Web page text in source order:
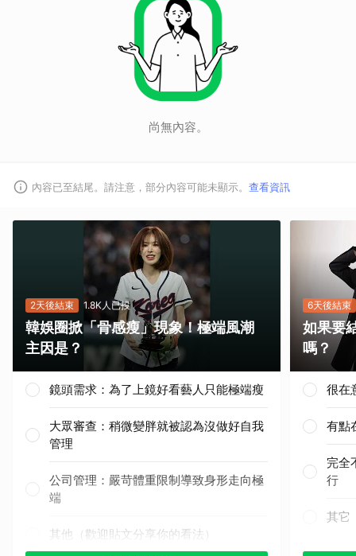
尚無內容。
內容已至結尾。請注意，部分內容可能未顯示。 查看資訊
2天後結束 1.8K人已投
韓娛圈掀「骨感瘦」現象！極端風潮
主因是？
鏡頭需求：為了上鏡好看藝人只能極端瘦
大眾審查：稍微變胖就被認為沒做好自我
管理
公司管理：嚴苛體重限制導致身形走向極
端
其他（歡迎貼文分享你的看法）
6天後結束
如果要
嗎？
很在
有點
完全
行
其它